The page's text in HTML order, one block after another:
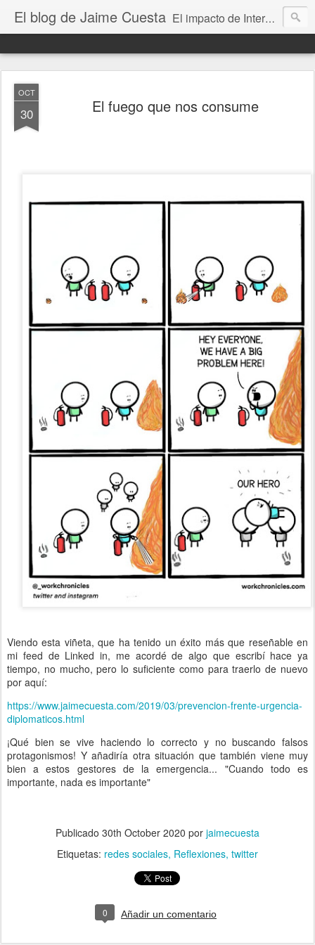
El blog de Jaime Cuesta El impacto de Internet en la sociedad visto con mis propios ojos
OCT
30 El fuego que nos consume
Viendo esta viñeta, que ha tenido un éxito más que reseñable en
mi feed de Linked in, me acordé de algo que escribí hace ya
tiempo, no mucho, pero lo suficiente como para traerlo de nuevo
por aquí:
https://www.jaimecuesta.com/2019/03/prevencion-frente-urgencia-
diplomaticos.html
¡Qué bien se vive haciendo lo correcto y no buscando falsos
protagonismos! Y añadiría otra situación que también viene muy
bien a estos gestores de la emergencia... "Cuando todo es
importante, nada es importante"
Publicado 30th October 2020 por jaimecuesta
Etiquetas: redes sociales Reflexiones twitter
0 Añadir un comentario